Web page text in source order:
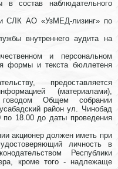
в состав наблюдательного
СЛК АО «УзМЕД-лизинг» по
внутреннего аудита на
и персональном
формы и текста бюллетеня
предоставляется
(материалами),
Общем собрании
район ул. Чинобад
18.00 до даты проведения
акционер должен иметь при
личность в
Республики
кроме того - надлежаще